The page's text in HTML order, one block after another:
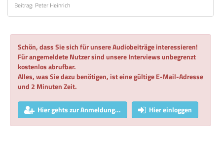
Beitrag: Peter Heinrich
Schön, dass Sie sich für unsere Audiobeiträge interessieren!
Für angemeldete Nutzer sind unsere Interviews unbegrenzt
kostenlos abrufbar.
Alles, was Sie dazu benötigen, ist eine gültige E-Mail-Adresse
und 2 Minuten Zeit.
Hier gehts zur Anmeldung... Hier einloggen